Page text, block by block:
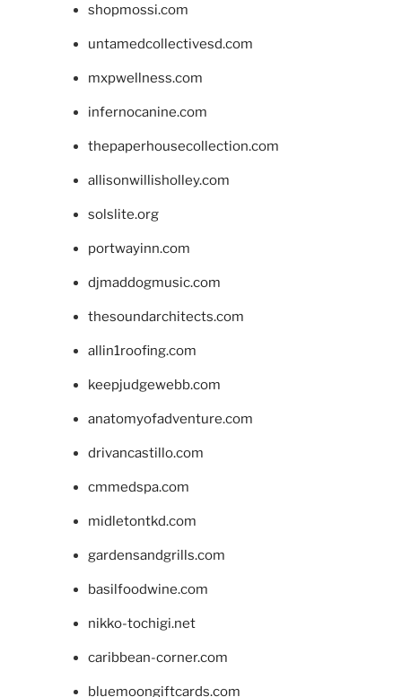
shopmossi.com
untamedcollectivesd.com
mxpwellness.com
infernocanine.com
thepaperhousecollection.com
allisonwillisholley.com
solslite.org
portwayinn.com
djmaddogmusic.com
thesoundarchitects.com
allin1roofing.com
keepjudgewebb.com
anatomyofadventure.com
drivancastillo.com
cmmedspa.com
midletontkd.com
gardensandgrills.com
basilfoodwine.com
nikko-tochigi.net
caribbean-corner.com
bluemoongiftcards.com